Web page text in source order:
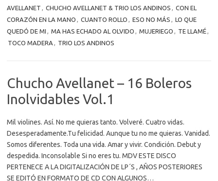
AVELLANET , CHUCHO AVELLANET & TRIO LOS ANDINOS , CON EL
CORAZÓN EN LA MANO , CUANTO ROLLO , ESO NO MÁS , LO QUE
QUEDÓ DE MI , MA HAS ECHADO AL OLVIDO , MUJERIEGO , TE LLAMÉ,
TOCO MADERA , TRIO LOS ANDINOS
Chucho Avellanet – 16 Boleros
Inolvidables Vol.1
Mil violines. Así. No me quieras tanto. Volveré. Cuatro vidas.
Desesperadamente.Tu felicidad. Aunque tu no me quieras. Vanidad.
Somos diferentes. Toda una vida. Amar y vivir. Condición. Debut y
despedida. Inconsolable Si no eres tu. MDV ESTE DISCO
PERTENECE A LA DIGITALIZACIÓN DE LP´S , AÑOS POSTERIORES
SE EDITÓ EN FORMATO DE CD CON ALGUNOS…